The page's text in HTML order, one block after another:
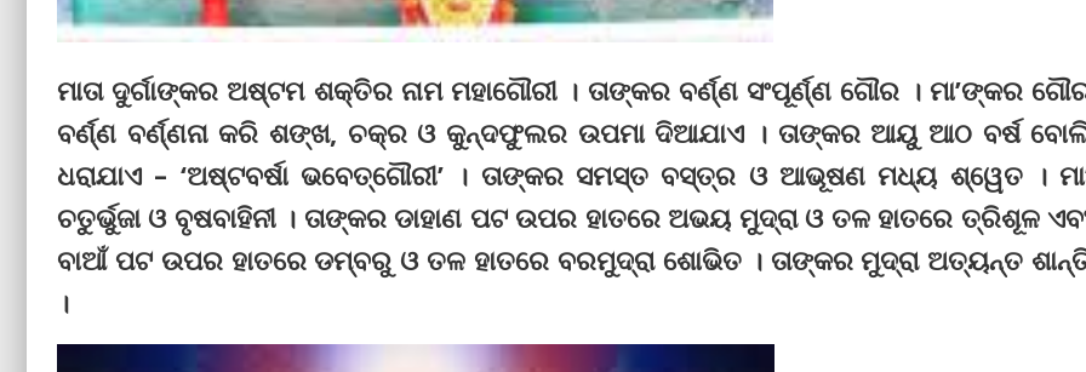
ମାତା ଦୁର୍ଗାଙ୍କର ଅଷ୍ଟମ ଶକ୍ତିର ନାମ ମହାଗୌରୀ । ତାଙ୍କର ବର୍ଣ୍ଣ ସଂପୂର୍ଣ୍ଣ ଗୌର । ମା’ଙ୍କର
ବର୍ଣ୍ଣ ବର୍ଣ୍ଣନା କରି ଶଙ୍ଖ, ଚକ୍ର ଓ କୁନ୍ଦଫୁଲର ଉପମା ଦିଆଯାଏ । ତାଙ୍କର ଆୟୁ ଆଠ ବର୍ଷ
ଧରାଯାଏ – ‘ଅଷ୍ଟବର୍ଷା ଭବେତ୍‌ଗୌରୀ’ । ତାଙ୍କର ସମସ୍ତ ବସ୍ତ୍ର ଓ ଆଭୂଷଣ ମଧ୍ୟ ଶ୍ୱେତ ।
ଚତୁର୍ଭୁଜା ଓ ବୃଷବାହିନୀ । ତାଙ୍କର ଡାହାଣ ପଟ ଉପର ହାତରେ ଅଭୟ ମୁଦ୍ରା ଓ ତଳ ହାତରେ ତ୍ରିଶୂଳ
ବାଆଁ ପଟ ଉପର ହାତରେ ଡମ୍ବରୁ ଓ ତଳ ହାତରେ ବରମୁଦ୍ରା ଶୋଭିତ । ତାଙ୍କର ମୁଦ୍ରା ଅତ୍ୟନ୍ତ
।